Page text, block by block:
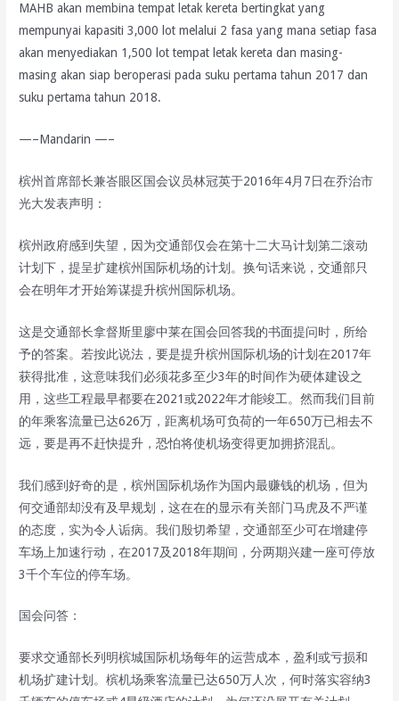
MAHB akan membina tempat letak kereta bertingkat yang
mempunyai kapasiti 3,000 lot melalui 2 fasa yang mana setiap fasa
akan menyediakan 1,500 lot tempat letak kereta dan masing-
masing akan siap beroperasi pada suku pertama tahun 2017 dan
suku pertama tahun 2018.
—–Mandarin —–
槟州首席部长兼峇眼区国会议员林冠英于2016年4月7日在乔治市
光大发表声明：
槟州政府感到失望，因为交通部仅会在第十二大马计划第二滚动
计划下，提呈扩建槟州国际机场的计划。换句话来说，交通部只
会在明年才开始筹谋提升槟州国际机场。
这是交通部长拿督斯里廖中莱在国会回答我的书面提问时，所给
予的答案。若按此说法，要是提升槟州国际机场的计划在2017年
获得批准，这意味我们必须花多至少3年的时间作为硬体建设之
用，这些工程最早都要在2021或2022年才能竣工。然而我们目前
的年乘客流量已达626万，距离机场可负荷的一年650万已相去不
远，要是再不赶快提升，恐怕将使机场变得更加拥挤混乱。
我们感到好奇的是，槟州国际机场作为国内最赚钱的机场，但为
何交通部却没有及早规划，这在在的显示有关部门马虎及不严谨
的态度，实为令人诟病。我们殷切希望，交通部至少可在增建停
车场上加速行动，在2017及2018年期间，分两期兴建一座可停放
3千个车位的停车场。
国会问答：
要求交通部长列明槟城国际机场每年的运营成本，盈利或亏损和
机场扩建计划。槟机场乘客流量已达650万人次，何时落实容纳3